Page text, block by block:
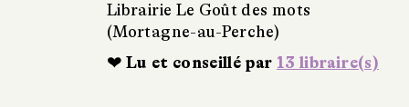
Librairie Le Goût des mots
(Mortagne-au-Perche)
❤ Lu et conseillé par 13 libraire(s)